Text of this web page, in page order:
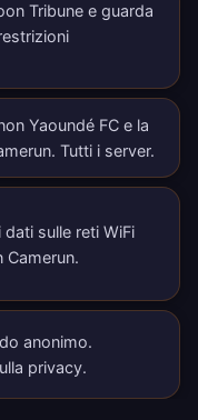
Tribune e guarda
Yaoundé FC e la
Tutti i server.
sulle reti WiFi
Camerun.
anonimo.
privacy.